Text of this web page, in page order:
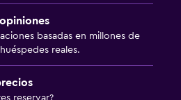
basadas en millones de
reales.
reservar?